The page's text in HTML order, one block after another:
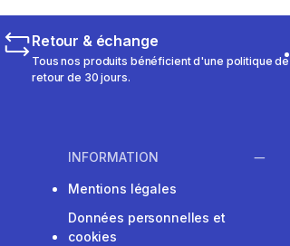
Retour & échange
Tous nos produits bénéficient d'une politique de
retour de 30 jours.
INFORMATION
Mentions légales
Données personnelles et
cookies